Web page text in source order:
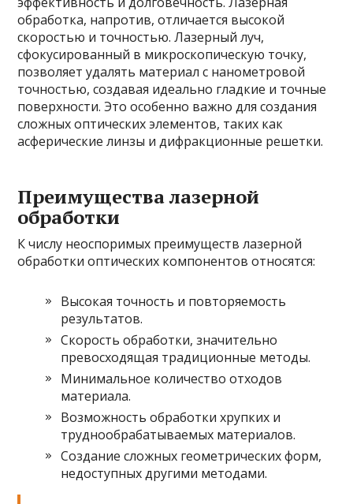
обработка, напротив, отличается высокой
скоростью и точностью. Лазерный луч,
сфокусированный в микроскопическую точку,
позволяет удалять материал с нанометровой
точностью, создавая идеально гладкие и точные
поверхности. Это особенно важно для создания
сложных оптических элементов, таких как
асферические линзы и дифракционные решетки.
Преимущества лазерной
обработки
К числу неоспоримых преимуществ лазерной
обработки оптических компонентов относятся:
Высокая точность и повторяемость
результатов.
Скорость обработки, значительно
превосходящая традиционные методы.
Минимальное количество отходов
материала.
Возможность обработки хрупких и
труднообрабатываемых материалов.
Создание сложных геометрических форм,
недоступных другими методами.